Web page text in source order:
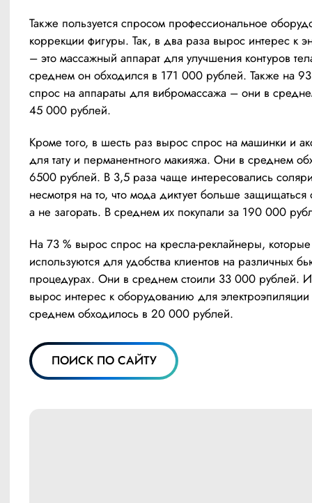
Также пользуется спросом профессиональное
коррекции фигуры. Так, в два раза вырос интерес к
– это массажный аппарат для улучшения контуров
среднем он обходился в 171 000 рублей. Также на
спрос на аппараты для вибромассажа – они в
45 000 рублей.
Кроме того, в шесть раз вырос спрос на машинки и
для тату и перманентного макияжа. Они в среднем
6500 рублей. В 3,5 раза чаще интересовались
несмотря на то, что мода диктует больше защищаться
а не загорать. В среднем их покупали за 190 000
На 73 % вырос спрос на кресла-реклайнеры, которые
используются для удобства клиентов на различных
процедурах. Они в среднем стоили 33 000 рублей.
вырос интерес к оборудованию для
среднем обходилось в 20 000 рублей.
ПОИСК ПО САЙТУ